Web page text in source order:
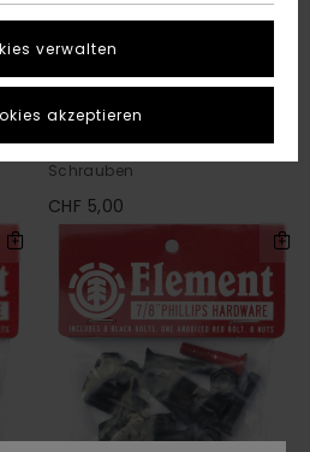
1
Element
Schrauben
CHF 5,00
verwalten
akzeptieren